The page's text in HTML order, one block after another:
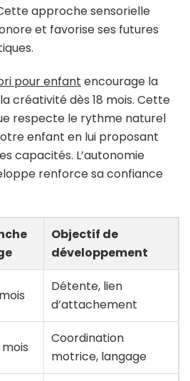
approche sensorielle
et favorise ses futures
pour enfant encourage la
créativité dès 18 mois. Cette
respecte le rythme naturel
enfant en lui proposant
capacités. L’autonomie
renforce sa confiance
Objectif de
développement
Détente, lien
d’attachement
Coordination
motrice, langage